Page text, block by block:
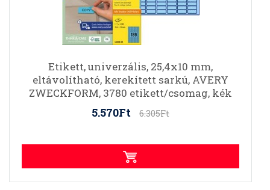
Etikett, univerzális, 25,4x10 mm,
eltávolítható, kerekített sarkú, AVERY
ZWECKFORM, 3780 etikett/csomag, kék
5.570Ft 6.305Ft